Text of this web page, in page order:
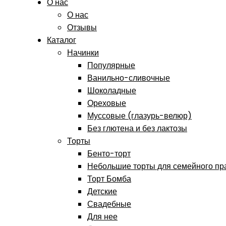
О нас
О нас
Отзывы
Каталог
Начинки
Популярные
Ванильно-сливочные
Шоколадные
Ореховые
Муссовые (глазурь-велюр)
Без глютена и без лактозы
Торты
Бенто-торт
Небольшие торты для семейного
Торт Бомба
Детские
Свадебные
Для нее